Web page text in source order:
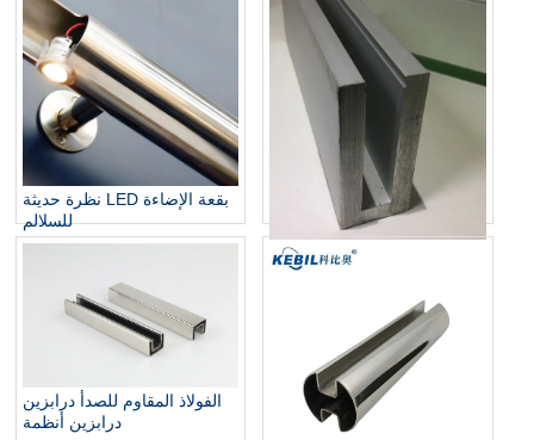
نظرة حديثة LED بقعة الإضاءة
للسلالم
الألومنيوم U قناة الزجاج
درابزين
الفولاذ المقاوم للصدأ درابزين
درابزين أنظمة